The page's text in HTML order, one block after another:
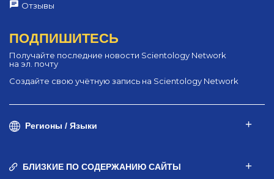
Отзывы
ПОДПИШИТЕСЬ
Получайте последние новости Scientology Network
на эл. почту
Создайте свою учётную запись на Scientology Network
Регионы / Языки
БЛИЗКИЕ ПО СОДЕРЖАНИЮ САЙТЫ